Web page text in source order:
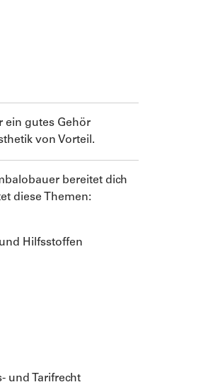
ein gutes Gehör
von Vorteil.
bereitet dich
diese Themen:
Hilfsstoffen
und Tarifrecht